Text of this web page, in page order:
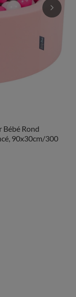
Rond
90x30cm/300